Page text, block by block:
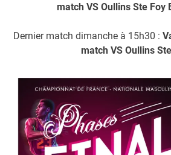
match VS Oullins Ste Foy
Dernier match dimanche à 15h30 :
match VS Oullins